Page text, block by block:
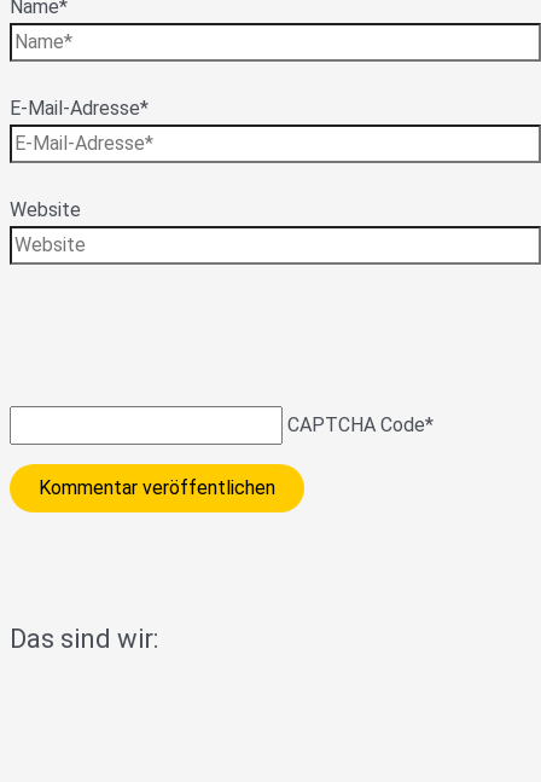
Name*
E-Mail-Adresse*
Website
CAPTCHA Code*
Das sind wir: